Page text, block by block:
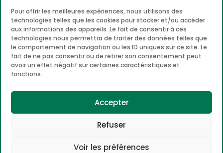
Pour offrir les meilleures expériences, nous utilisons des
technologies telles que les cookies pour stocker et/ou accéder
aux informations des appareils. Le fait de consentir à ces
technologies nous permettra de traiter des données telles que
le comportement de navigation ou les ID uniques sur ce site. Le
fait de ne pas consentir ou de retirer son consentement peut
avoir un effet négatif sur certaines caractéristiques et
fonctions.
Accepter
Refuser
Voir les préférences
Chers parents, n’hésitez pas prendre rendez-
vous avec le secrétariat de direction en allant sur
la page contact ou en cliquant sur lien ci-
dessous.